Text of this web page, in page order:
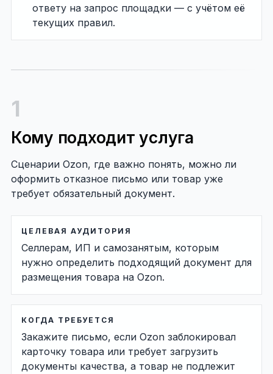
ответу на запрос площадки — с учётом её
текущих правил.
1
Кому подходит услуга
Сценарии Ozon, где важно понять, можно ли
оформить отказное письмо или товар уже
требует обязательный документ.
ЦЕЛЕВАЯ АУДИТОРИЯ
Селлерам, ИП и самозанятым, которым
нужно определить подходящий документ для
размещения товара на Ozon.
КОГДА ТРЕБУЕТСЯ
Закажите письмо, если Ozon заблокировал
карточку товара или требует загрузить
документы качества, а товар не подлежит